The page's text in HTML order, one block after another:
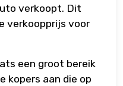
verkoopt. Dit
verkoopprijs voor
een groot bereik
kopers aan die op